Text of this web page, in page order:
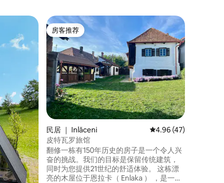
房客推荐
房客推荐
民居 ｜ Inlăceni 平均评分 4.96 分（满
4.96 (47)
皮特瓦罗旅馆
翻修一栋有150年历史的房子是一个令人兴
奋的挑战。我们的目标是保留传统建筑，
同时为您提供21世纪的舒适体验。 这栋漂
亮的木屋位于恩拉卡（ Enlaka ） ，是一个